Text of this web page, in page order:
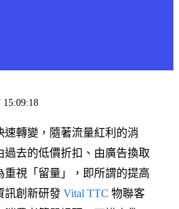
15:09:18
速轉變，隨著流量紅利的消
過去的低價折扣、由廣告換取
重視「留量」，即所謂的提高
訊創新研發 Vital TTC 物聯客